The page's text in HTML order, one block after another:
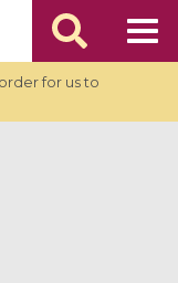
for us to